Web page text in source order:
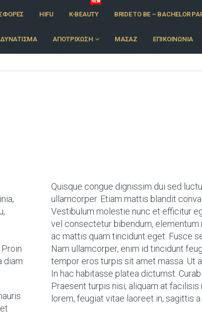
HIFU K-BEAUTY
NEW
BRIDE TO BE – BACHELOR
ΑΠΟΤΡΊΧΩΣΗ ΜΑΣΆΖ ΕΠΙΚΟΙΝΩΝΙΑ
diam
Quisque congue dignissim dui sed
ullamcorper. Etiam mattis blandit
Vestibulum molestie nunc et efficitur
vel consectetur bibendum,
ac mattis quam tincidunt eget. Fusce
Nam ullamcorper, enim id tincidunt
tempor eros turpis sit amet massa. Ut
In hac habitasse platea dictumst.
Praesent turpis nisi, aliquam at
lorem, feugiat vitae laoreet in, sagittis a